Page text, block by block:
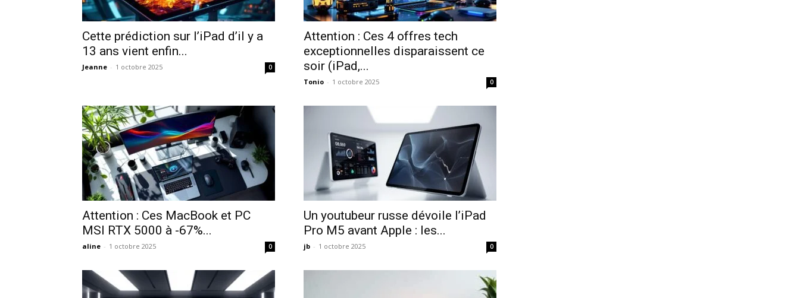
Cette prédiction sur l’iPad d’il y a
13 ans vient enfin...
Jeanne - 1 octobre 2025 0
Attention : Ces 4 offres tech
exceptionnelles disparaissent ce
soir (iPad,...
Tonio - 1 octobre 2025 0
Attention : Ces MacBook et PC
MSI RTX 5000 à -67%...
aline - 1 octobre 2025 0
Un youtubeur russe dévoile l’iPad
Pro M5 avant Apple : les...
jb - 1 octobre 2025 0